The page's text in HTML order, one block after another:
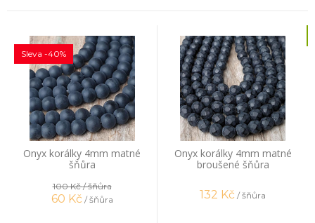
Onyx korálky 4mm matné
šňůra
Sleva -40%
100 Kč/ šňůra
60 Kč / šňůra
Onyx korálky 4mm matné
broušené šňůra
132 Kč / šňůra